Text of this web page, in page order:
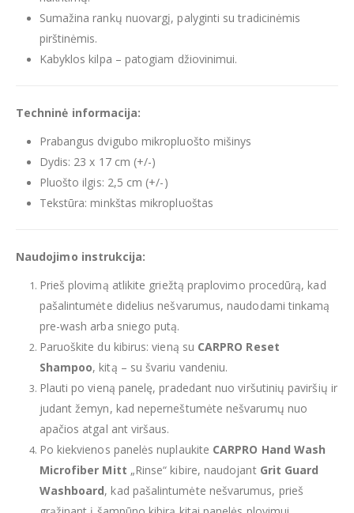
Sumažina rankų nuovargį, palyginti su tradicinėmis
pirštinėmis.
Kabyklos kilpa – patogiam džiovinimui.
Techninė informacija:
Prabangus dvigubo mikropluošto mišinys
Dydis: 23 x 17 cm (+/-)
Pluošto ilgis: 2,5 cm (+/-)
Tekstūra: minkštas mikropluoštas
Naudojimo instrukcija:
Prieš plovimą atlikite griežtą praplovimo procedūrą, kad
pašalintumėte didelius nešvarumus, naudodami tinkamą
pre-wash arba sniego putą.
Paruoškite du kibirus: vieną su CARPRO Reset
Shampoo, kitą – su švariu vandeniu.
Plauti po vieną panelę, pradedant nuo viršutinių paviršių ir
judant žemyn, kad neperneštumėte nešvarumų nuo
apačios atgal ant viršaus.
Po kiekvienos panelės nuplaukite CARPRO Hand Wash
Microfiber Mitt „Rinse“ kibire, naudojant Grit Guard
Washboard, kad pašalintumėte nešvarumus, prieš